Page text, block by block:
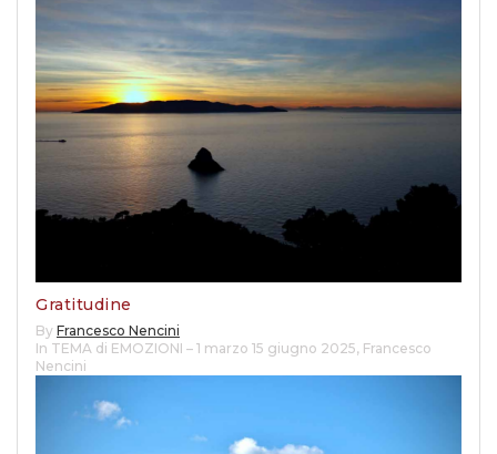
Gratitudine
By Francesco Nencini
In TEMA di EMOZIONI – 1 marzo 15 giugno 2025, Francesco
Nencini